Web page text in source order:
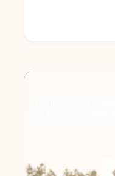
L’alimentation
cellules et